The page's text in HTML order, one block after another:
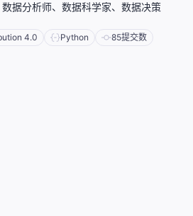
据分析师、数据科学家、数据决策
4.0 Python 85提交数